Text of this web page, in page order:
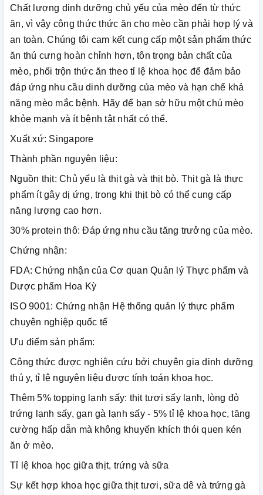
Chất lượng dinh dưỡng chủ yếu của mèo đến từ thức
ăn, vì vậy công thức thức ăn cho mèo cần phải hợp lý và
an toàn. Chúng tôi cam kết cung cấp một sản phẩm thức
ăn thú cưng hoàn chỉnh hơn, tôn trọng bản chất của
mèo, phối trộn thức ăn theo tỉ lệ khoa học để đảm bảo
đáp ứng nhu cầu dinh dưỡng của mèo và hạn chế khả
năng mèo mắc bệnh. Hãy để bạn sở hữu một chú mèo
khỏe mạnh và ít bệnh tật nhất có thể.
Xuất xứ: Singapore
Thành phần nguyên liệu:
Nguồn thịt: Chủ yếu là thịt gà và thịt bò. Thịt gà là thực
phẩm ít gây dị ứng, trong khi thịt bò có thể cung cấp
năng lượng cao hơn.
30% protein thô: Đáp ứng nhu cầu tăng trưởng của mèo.
Chứng nhận:
FDA: Chứng nhận của Cơ quan Quản lý Thực phẩm và
Dược phẩm Hoa Kỳ
ISO 9001: Chứng nhận Hệ thống quản lý thực phẩm
chuyên nghiệp quốc tế
Ưu điểm sản phẩm:
Công thức được nghiên cứu bởi chuyên gia dinh dưỡng
thú y, tỉ lệ nguyên liệu được tính toán khoa học.
Thêm 5% topping lạnh sấy: thịt tươi sấy lạnh, lòng đỏ
trứng lạnh sấy, gan gà lạnh sấy - 5% tỉ lệ khoa học, tăng
cường hấp dẫn mà không khuyến khích thói quen kén
ăn ở mèo.
Tỉ lệ khoa học giữa thịt, trứng và sữa
Sự kết hợp khoa học giữa thịt tươi, sữa dê và trứng gà